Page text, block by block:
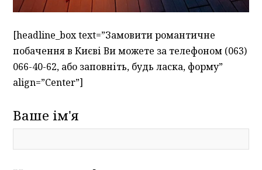
[headline_box text=”Замовити романтичне
побачення в Києві Ви можете за телефоном (063)
066-40-62, або заповніть, будь ласка, форму”
align=”Center”]
Ваше ім'я